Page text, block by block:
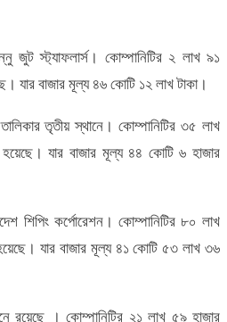
জুট স্ট্যাফলার্স। কোম্পানিটির ২ লাখ ৯১
যার বাজার মূল্য ৪৬ কোটি ১২ লাখ টাকা।
তৃতীয় স্থানে। কোম্পানিটির ৩৫ লাখ
যার বাজার মূল্য ৪৪ কোটি ৬ হাজার
শিপিং কর্পোরেশন। কোম্পানিটির ৮০ লাখ
যার বাজার মূল্য ৪১ কোটি ৫৩ লাখ ৩৬
রয়েছে । কোম্পানিটির ২১ লাখ ৫৯ হাজার